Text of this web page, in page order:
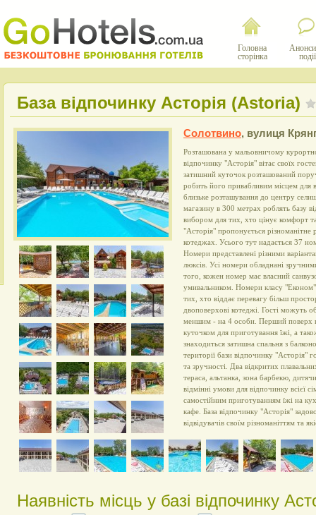
Головна
сторінка
події
База відпочинку Асторія (Astoria)
Солотвино, вулиця
Розташована у мальовничому
відпочинку "Асторія" вітає своїх
затишний куточок розташований
робить його привабливим місцем для
близьке розташування до центру
магазину в 300 метрах роблять базу
вибором для тих, хто цінує комфорт
"Асторія" пропонується
котеджах. Усього тут надається 37
Номери представлені різними
люксів. Усі номери обладнані
того, кожен номер має власний
умивальником. Номери класу
тих, хто віддає перевагу більш
двоповерхові котеджі. Гості можуть
меншим - на 4 особи. Перший поверх
куточком для приготування їжі, а
знаходиться затишна спальня з
території бази відпочинку "Асторія"
та зручності. Два відкритих
тераса, альтанка, зона барбекю,
відмінні умови для відпочинку всієї
самостійним приготуванням їжі на
кафе. База відпочинку "Асторія"
відвідувачів своїм різноманіттям та
Наявність місць у базі відпочинку